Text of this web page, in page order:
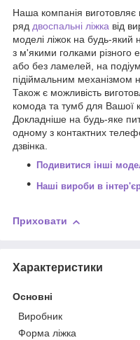
Наша компанія
ряд двоспальні ліжка від
моделі ліжок на будь-який
з м'якими голками різного
або без ламелей, на
підіймальним механізмом
Також є можливість
комода та тумб для Вашої
Докладніше на будь-яке
одному з контактних
дзвінка.
Подивитися інші
Наші вироби в
Приховати
Характеристики
Основні
Виробник
Форма ліжка